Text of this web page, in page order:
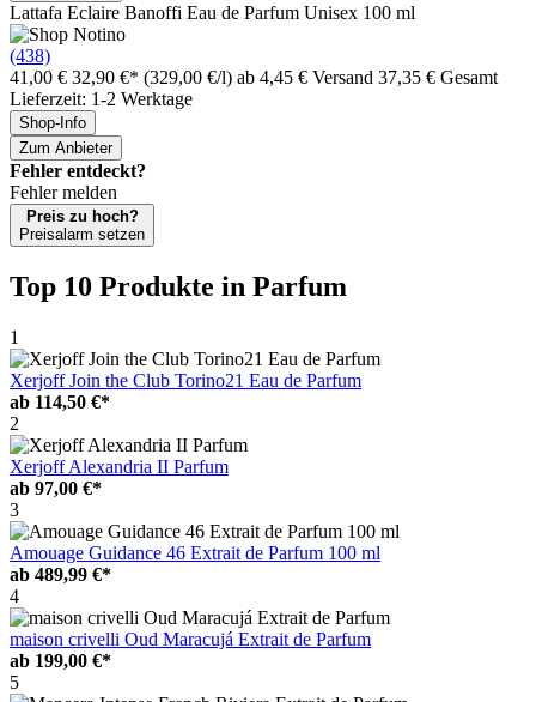
Lattafa Eclaire Banoffi Eau de Parfum Unisex 100 ml
(438)
41,00 € 32,90 €* (329,00 €/l) ab 4,45 € Versand 37,35 € Gesamt
Lieferzeit: 1-2 Werktage
Shop-Info
Zum Anbieter
Fehler entdeckt?
Fehler melden
Preis zu hoch?
Preisalarm setzen
Top 10 Produkte in Parfum
1
Xerjoff Join the Club Torino21 Eau de Parfum
ab 114,50 €*
2
Xerjoff Alexandria II Parfum
ab 97,00 €*
3
Amouage Guidance 46 Extrait de Parfum 100 ml
ab 489,99 €*
4
maison crivelli Oud Maracujá Extrait de Parfum
ab 199,00 €*
5